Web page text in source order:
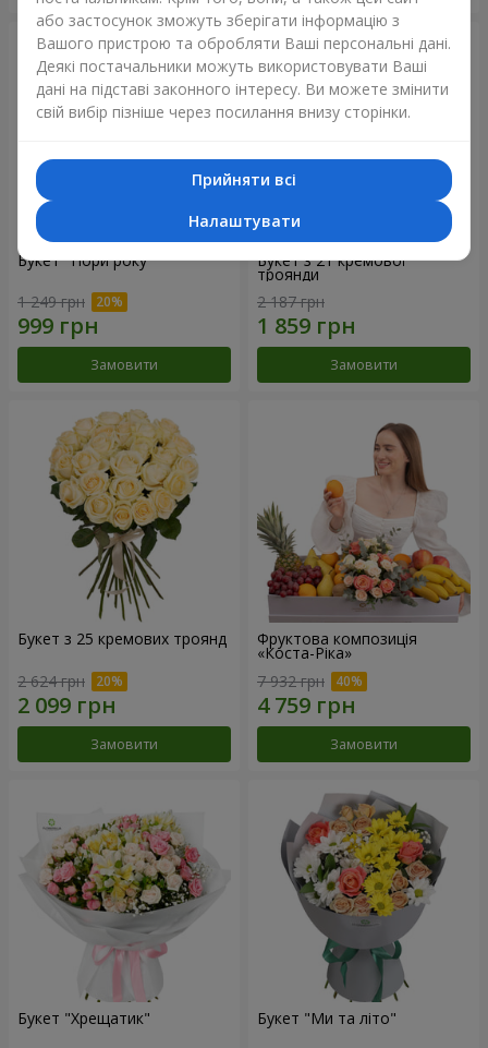
Букет "Пори року"
1 249 грн
Замовити
Букет з 21 кремової
троянди
2 187 грн
Замовити
Букет з 25 кремових троянд
2 624 грн
Замовити
Фруктова композиція
«Коста-Ріка»
7 932 грн
Замовити
Букет "Хрещатик" Букет "Ми та літо"
або застосунок зможуть зберігати інформацію з
Вашого пристрою та обробляти Ваші персональні дані.
Деякі постачальники можуть використовувати Ваші
дані на підставі законного інтересу. Ви можете змінити
свій вибір пізніше через посилання внизу сторінки.
Прийняти всі
Налаштувати